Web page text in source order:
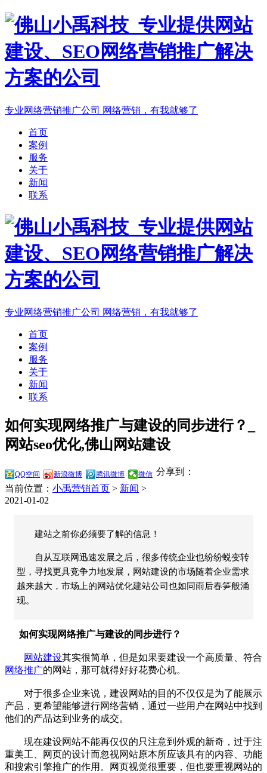
专业网络营销推广公司 网络营销，有我就够了
首页
案例
服务
关于
新闻
联系
专业网络营销推广公司 网络营销，有我就够了
首页
案例
服务
关于
新闻
联系
如何实现网络推广与建设的同步进行？_
网站seo优化,佛山网站建设
分享到：
QQ空间 新浪微博 腾讯微博 微信
当前位置： 小禹营销首页 > 新闻 >
2021-01-02
建站之前你必须要了解的信息！
自从互联网迅速发展之后，很多传统企业也纷纷蜕变转
型，寻找更具竞争力地发展，网站建设的市场随着企业需求
越来越大，市场上的网站优化建站公司也如同雨后春笋般涌
现。
如何实现网络推广与建设的同步进行？
网站建设其实很简单，但是如果要建设一个高质量、符合
网络推广的网站，那可就得好好花费心机。
对于很多企业来说，建设网站的目的不仅仅是为了能展示
产品，更希望能够进行网络营销，通过一些用户在网站中找到
他们的产品达到业务的成交。
现在建设网站不能再仅仅的只注意到外观的新奇，过于注
重美工、网页的设计而忽视网站原本所应该具有的内容、功能
和搜索引擎推广的作用。网页视觉很重要，但也要重视网站的